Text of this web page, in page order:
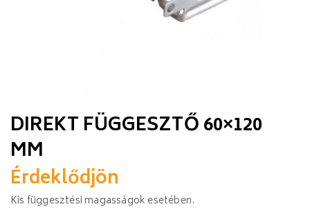
DIREKT FÜGGESZTŐ 60×120
MM
Érdeklődjön
Kis függesztési magasságok esetében.